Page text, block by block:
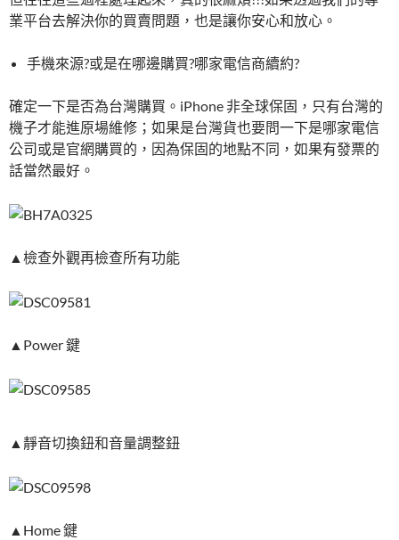
業平台去解決你的買賣問題，也是讓你安心和放心。
手機來源?或是在哪邊購買?哪家電信商續約?
確定一下是否為台灣購買。iPhone 非全球保固，只有台灣的
機子才能進原場維修；如果是台灣貨也要問一下是哪家電信
公司或是官網購買的，因為保固的地點不同，如果有發票的
話當然最好。
▲檢查外觀再檢查所有功能
▲Power 鍵
▲靜音切換鈕和音量調整鈕
▲Home 鍵